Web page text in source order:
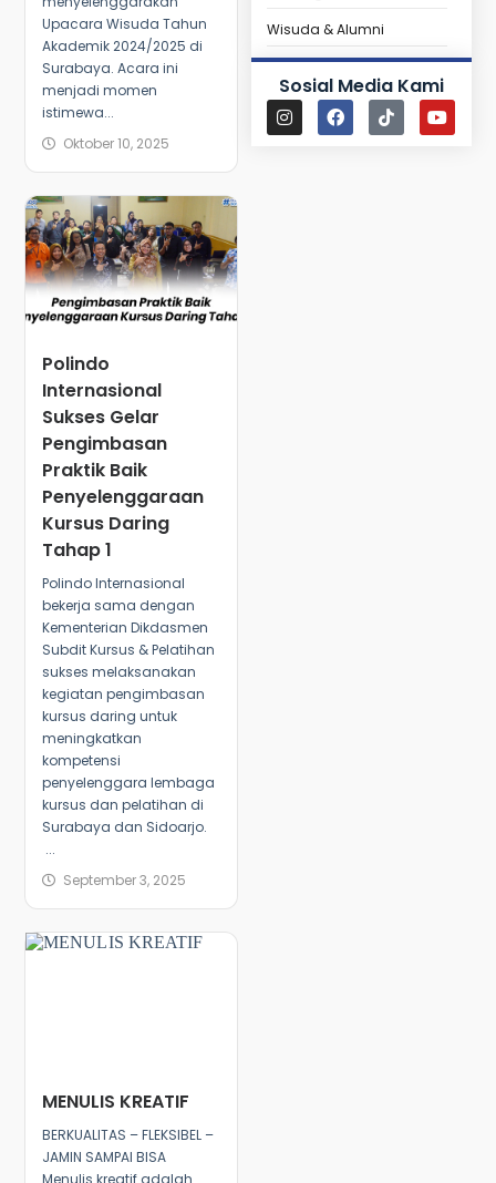
Upacara Wisuda Tahun
Akademik 2024/2025 di
Surabaya. Acara ini
menjadi momen
istimewa...
Oktober 10, 2025
Polindo
Internasional
Sukses Gelar
Pengimbasan
Praktik Baik
Penyelenggaraan
Kursus Daring
Tahap 1
Polindo Internasional
bekerja sama dengan
Kementerian Dikdasmen
Subdit Kursus & Pelatihan
sukses melaksanakan
kegiatan pengimbasan
kursus daring untuk
meningkatkan
kompetensi
penyelenggara lembaga
kursus dan pelatihan di
Surabaya dan Sidoarjo.
...
September 3, 2025
MENULIS KREATIF
BERKUALITAS – FLEKSIBEL –
JAMIN SAMPAI BISA
Wisuda & Alumni
Sosial Media Kami